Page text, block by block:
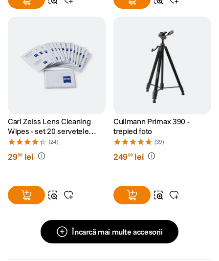
Carl Zeiss Lens Cleaning
Wipes - set 20 servetele
umede
(24)
2990 lei
Cullmann Primax 390 -
trepied foto
(39)
24900 lei
Încarcă mai multe accesorii